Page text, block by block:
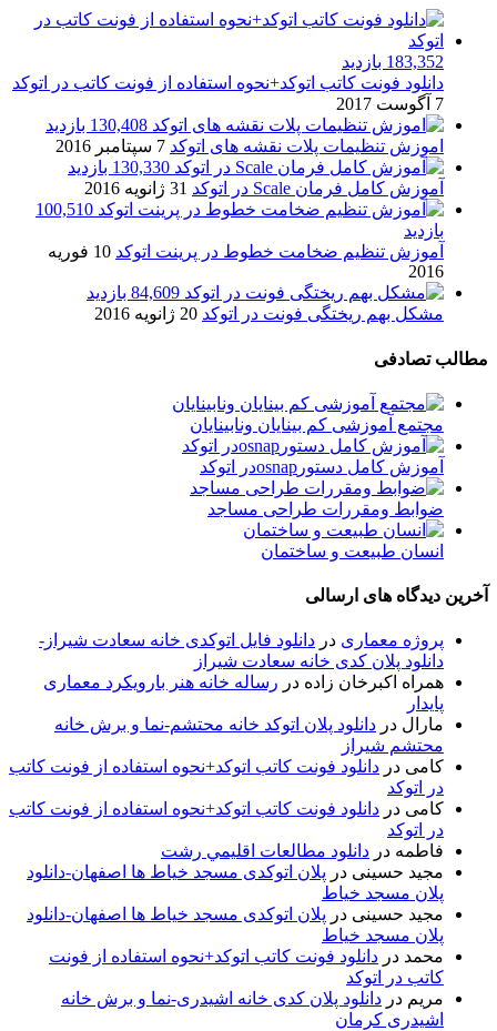
183,352 بازدید
دانلود فونت کاتب اتوکد+نحوه استفاده از فونت کاتب در اتوکد
7 آگوست 2017
130,408 بازدید
اموزش تنظیمات پلات نقشه های اتوکد 7 سپتامبر 2016
130,330 بازدید
آموزش کامل فرمان Scale در اتوکد
31 ژانویه 2016
100,510
بازدید
آموزش تنظیم ضخامت خطوط در پرینت اتوکد
10 فوریه
2016
84,609 بازدید
مشکل بهم ریختگی فونت در اتوکد 20 ژانویه 2016
مطالب تصادفی
مجتمع آموزشی کم بینایان ونابینایان
آموزش کامل دستورosnapدر اتوکد
ضوابط ومقررات طراحی مساجد
انسان طبیعت و ساختمان
آخرین دیدگاه های ارسالی
پروژه معماری در دانلود فایل اتوکدی خانه سعادت شیراز-
دانلود پلان کدی خانه سعادت شیراز
همراه اکبرخان زاده در رساله خانه هنر بارویکرد معماری
پایدار
مارال در دانلود پلان اتوکد خانه محتشم-نما و برش خانه
محتشم شیراز
کامی در دانلود فونت کاتب اتوکد+نحوه استفاده از فونت کاتب
در اتوکد
کامی در دانلود فونت کاتب اتوکد+نحوه استفاده از فونت کاتب
در اتوکد
فاطمه در دانلود مطالعات اقليمي رشت
مجید حسینی در پلان اتوکدی مسجد خیاط ها اصفهان-دانلود
پلان مسجد خیاط
مجید حسینی در پلان اتوکدی مسجد خیاط ها اصفهان-دانلود
پلان مسجد خیاط
محمد در دانلود فونت کاتب اتوکد+نحوه استفاده از فونت
کاتب در اتوکد
مریم در دانلود پلان کدی خانه اشیدری-نما و برش خانه
اشیدری کرمان